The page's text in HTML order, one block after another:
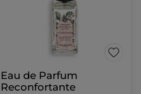
Eau de Parfum
Reconfortante